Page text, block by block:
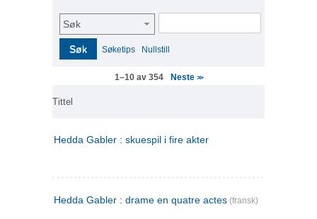
Søk
Søk Søketips Nullstill
1–10 av 354 Neste >>
Tittel
Hedda Gabler : skuespil i fire akter
Hedda Gabler : drame en quatre actes (fransk)